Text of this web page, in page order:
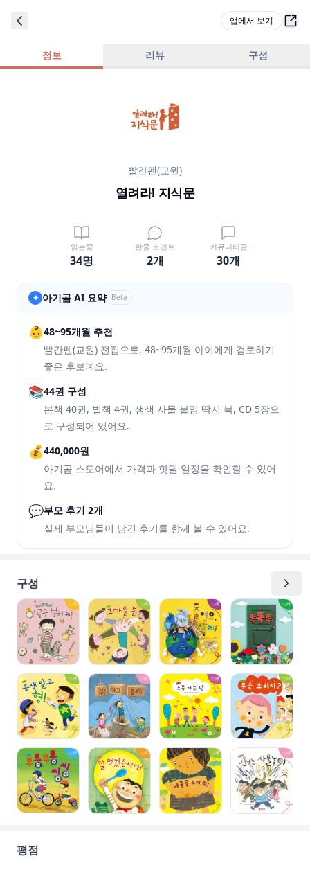
앱에서 보기
정보 리뷰 구성
빨간펜(교원)
열려라! 지식문
읽는중
34명
한줄 코멘트
2개
커뮤니티글
30개
✦ 아기곰 AI 요약 Beta
👶48~95개월 추천
빨간펜(교원) 전집으로, 48~95개월 아이에게 검토하기
좋은 후보예요.
📚44권 구성
본책 40권, 별책 4권, 생생 사물 붙임 딱지 북, CD 5장으
로 구성되어 있어요.
💰440,000원
아기곰 스토어에서 가격과 핫딜 일정을 확인할 수 있어
요.
💬부모 후기 2개
실제 부모님들이 남긴 후기를 함께 볼 수 있어요.
구성
평점